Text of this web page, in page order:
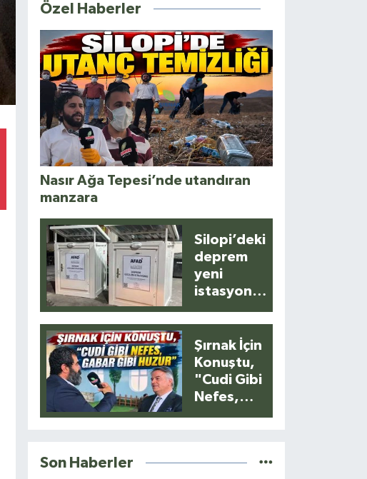
Özel Haberler
Nasır Ağa Tepesi’nde utandıran
manzara
Silopi’deki
deprem
yeni
istasyonla
kaydedildi
Şırnak İçin
Konuştu,
"Cudi Gibi
Nefes,
Son Haberler